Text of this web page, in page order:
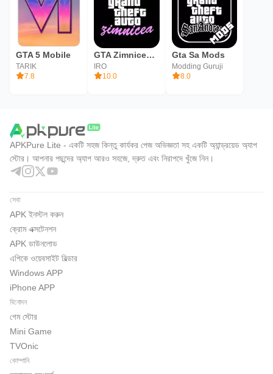
GTA 5 Mobile
TARIK
7.8
GTA Zimnicea Vice
IRO
10.0
Gta Sa Mods
Modding Guruji
8.0
APKPure Lite - একটি সহজ কিন্তু কার্যকর পেজ অভিজ্ঞতা সহ একটি অ্যান্ড্রয়েড অ্যাপ
স্টোর। আপনার পছন্দের অ্যাপ আরও সহজে, দ্রুত এবং নিরাপদে খুঁজে নিন।
সেবা
APK ইনস্টল করুন
ক্রোম এক্সটেনশন
APK ডাউনলোড
এপিকে ওয়েবসাইট বিল্ডার
Windows APP
iPhone APP
বিনোদন
গেম স্টোর
Mini Game
TVOnic
কোম্পানি